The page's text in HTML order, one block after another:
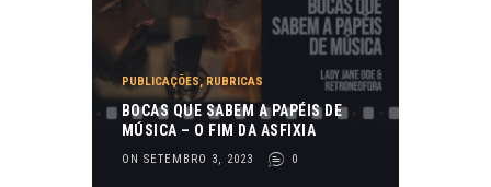
PUBLICAÇÕES , RUBRICAS
BOCAS QUE SABEM A PAPÉIS DE
MÚSICA – O FIM DA ASFIXIA
ON SETEMBRO 3, 2023 0